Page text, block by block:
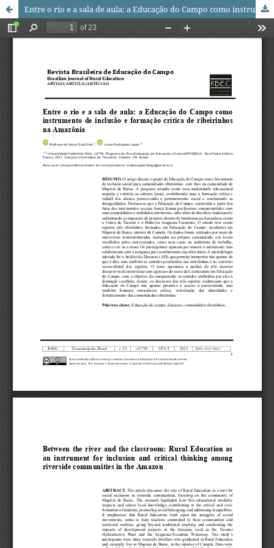
Entre o rio e a sala de aula: a Educação do Campo como instrumento de inclusão e formação crítica de ribeirinhos na Amazônia